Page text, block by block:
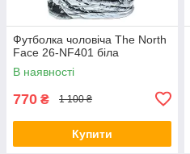
Футболка чоловіча The North
Face 26-NF401 біла
В наявності
770 ₴ 1 100 ₴
Купити